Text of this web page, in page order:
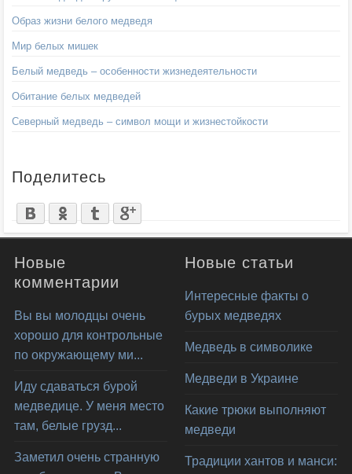
Образ жизни белого медведя
Мир белых мишек
Белый медведь – особенности жизнедеятельности
Обитание белых медведей
Северный медведь – символ мощи и жизнестойкости
Поделитесь
Новые
комментарии
Вы вы молодцы очень
хорошо для контрольные
по окружающему ми...
Иду сдаваться бурой
медведице. У меня место
там, белые грузд...
Заметил очень странную
Новые статьи
Интересные факты о
бурых медведях
Медведь в символике
Медведи в Украине
Какие трюки выполняют
медведи
Традиции хантов и манси: